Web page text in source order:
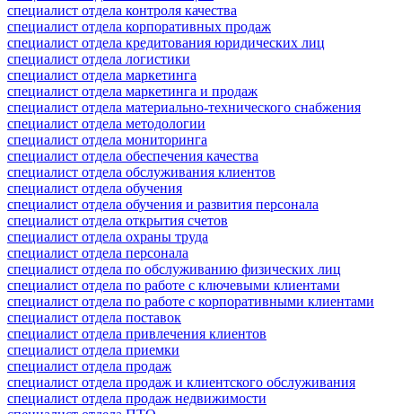
специалист отдела контроля качества
специалист отдела корпоративных продаж
специалист отдела кредитования юридических лиц
специалист отдела логистики
специалист отдела маркетинга
специалист отдела маркетинга и продаж
специалист отдела материально-технического снабжения
специалист отдела методологии
специалист отдела мониторинга
специалист отдела обеспечения качества
специалист отдела обслуживания клиентов
специалист отдела обучения
специалист отдела обучения и развития персонала
специалист отдела открытия счетов
специалист отдела охраны труда
специалист отдела персонала
специалист отдела по обслуживанию физических лиц
специалист отдела по работе с ключевыми клиентами
специалист отдела по работе с корпоративными клиентами
специалист отдела поставок
специалист отдела привлечения клиентов
специалист отдела приемки
специалист отдела продаж
специалист отдела продаж и клиентского обслуживания
специалист отдела продаж недвижимости